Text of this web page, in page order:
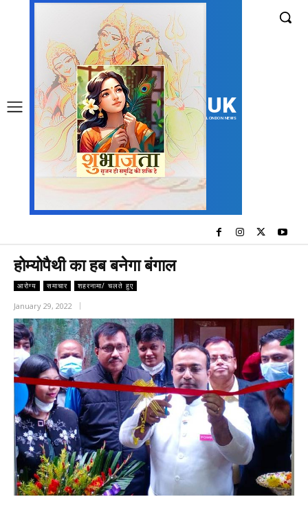
UK
LONDON NEWS
होम्योपैथी का हब बनेगा बंगाल
आरोग्य समाचार शहरनामा/ चलते हुए
January 29, 2022